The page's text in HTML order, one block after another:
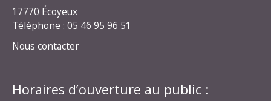
17770 Écoyeux
Téléphone : 05 46 95 96 51
Nous contacter
Horaires d’ouverture au public :